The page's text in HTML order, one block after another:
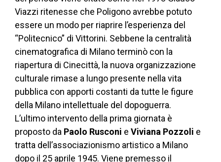
Viazzi ritenesse che Poligono avrebbe potuto
essere un modo per riaprire l’esperienza del
“Politecnico” di Vittorini. Sebbene la centralità
cinematografica di Milano terminò con la
riapertura di Cinecittà, la nuova organizzazione
culturale rimase a lungo presente nella vita
pubblica con apporti costanti da tutte le figure
della Milano intellettuale del dopoguerra.
L’ultimo intervento della prima giornata è
proposto da Paolo Rusconi e Viviana Pozzoli e
tratta dell’associazionismo artistico a Milano
dopo il 25 aprile 1945. Viene premesso il